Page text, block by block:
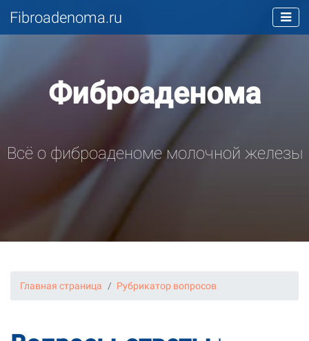
Fibroadenoma.ru
Фиброаденома
Всё о фиброаденоме молочной железы
Главная страница Рубрикатор вопросов